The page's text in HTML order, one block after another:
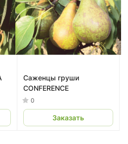
Саженцы груши
CONFERENCE
0
Заказать